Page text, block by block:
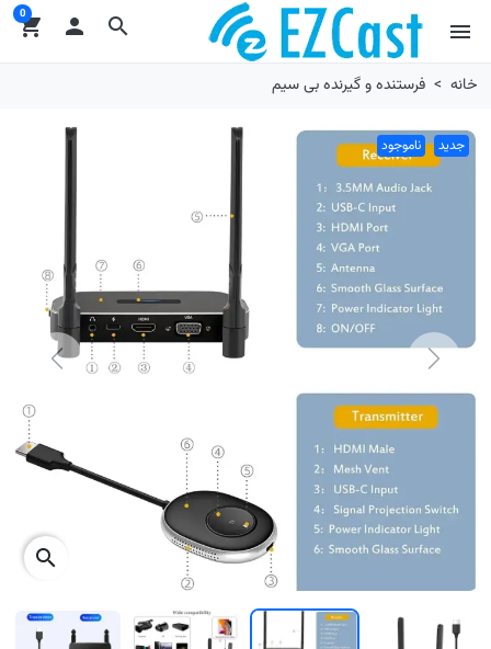
search menu

shopping_cart
0
خانه فرستنده و گیرنده بی سیم
جدید ناموجود
Previous
Next
search